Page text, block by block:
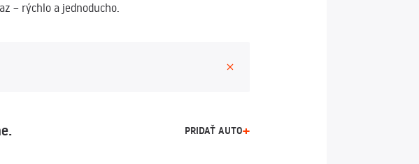
– rýchlo a jednoducho.
PRIDAŤ AUTO